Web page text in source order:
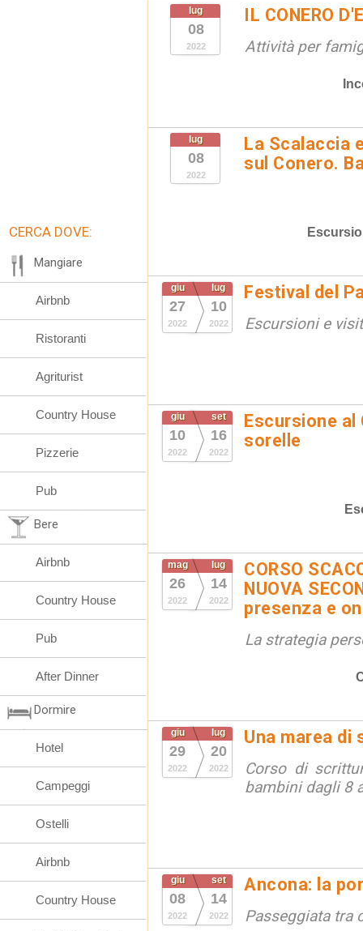
lug
08
2022
IL CONERO
Attività per
lug
08
2022
La Scalaccia
sul Conero.
giu
27
2022
lug
10
2022
Festival del
Escursioni e
giu
10
2022
set
16
2022
Escursione al
sorelle
mag
26
2022
lug
14
2022
CORSO
NUOVA
presenza e
La strategia
giu
29
2022
lug
20
2022
Una marea di
Corso di
bambini dagli 8
giu
08
2022
set
14
2022
Ancona: la
Passeggiata tra
CERCA DOVE:
Mangiare
Airbnb
Ristoranti
Agriturist
Country House
Pizzerie
Pub
Bere
Airbnb
Country House
Pub
After Dinner
Dormire
Hotel
Campeggi
Ostelli
Airbnb
Country House